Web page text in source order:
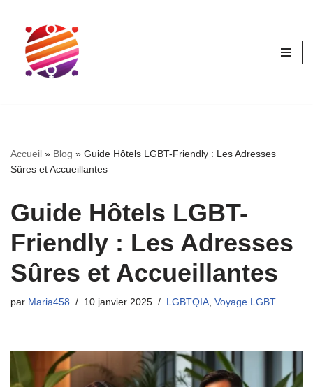
Aller
contenu
Accueil » Blog » Guide Hôtels LGBT-Friendly : Les Adresses
Sûres et Accueillantes
Guide Hôtels LGBT-
Friendly : Les Adresses
Sûres et Accueillantes
par Maria458 10 janvier 2025 LGBTQIA, Voyage LGBT